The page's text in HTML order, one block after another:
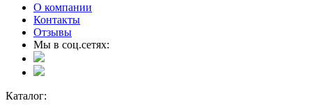
О компании
Контакты
Отзывы
Мы в соц.сетях:
Каталог: